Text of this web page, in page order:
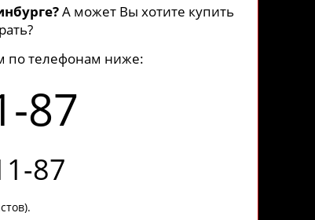
А может Вы хотите купить
по телефонам ниже:
87
87